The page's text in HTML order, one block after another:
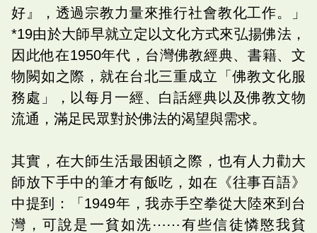
好』，透過宗教力量來推行社會教化工作。」
*19由於大師早就立定以文化方式來弘揚佛法，
因此他在1950年代，台灣佛教經典、書籍、文
物闕如之際，就在台北三重成立「佛教文化服
務處」，以每月一經、白話經典以及佛教文物
流通，滿足民眾對於佛法的渴望與需求。
其實，在大師生活最困頓之際，也有人力勸大
師放下手中的筆才有飯吃，如在《往事百語》
中提到：「1949年，我赤手空拳從大陸來到台
灣，可說是一貧如洗⋯⋯有些信徒憐愍我貧